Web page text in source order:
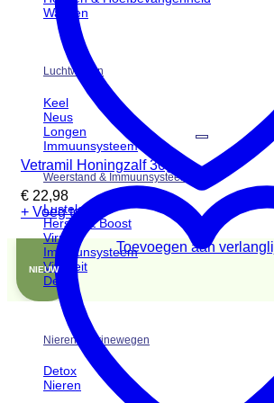
Wassen
Luchtwegen
Keel
Neus
Longen
Immuunsysteem
Weerstand & Immuunsysteem
Lusteloos
Herstel & Boost
Virus
Immuunsysteem
Vitaliteit
Detox
Nieren & Urinewegen
Detox
Nieren
Toevoegen aan
Vetramil Honingzalf 30g
€ 22,98
+ Voeg toe
NIEUW